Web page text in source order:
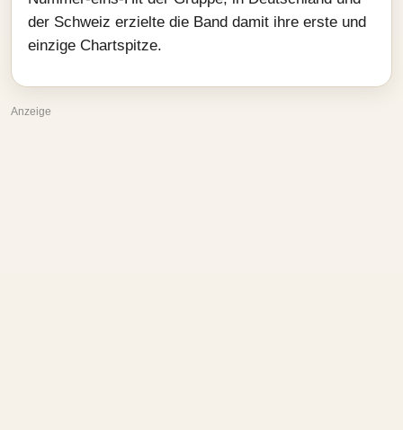
der Schweiz erzielte die Band damit ihre erste und
einzige Chartspitze.
Anzeige